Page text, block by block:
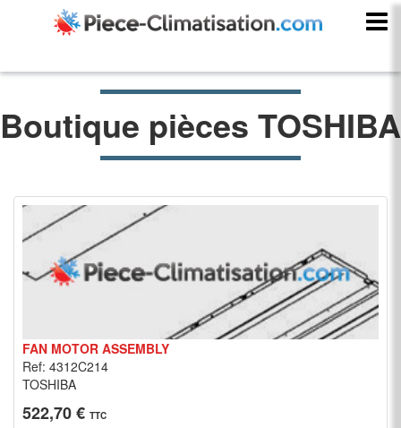
Boutique pièces TOSHIBA
FAN MOTOR ASSEMBLY
Ref: 4312C214
TOSHIBA
522,70 € TTC